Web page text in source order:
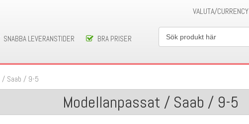
VALUTA/CURRENCY
SNABBA LEVERANSTIDER BRA PRISER
/ Saab / 9-5
Modellanpassat / Saab / 9-5